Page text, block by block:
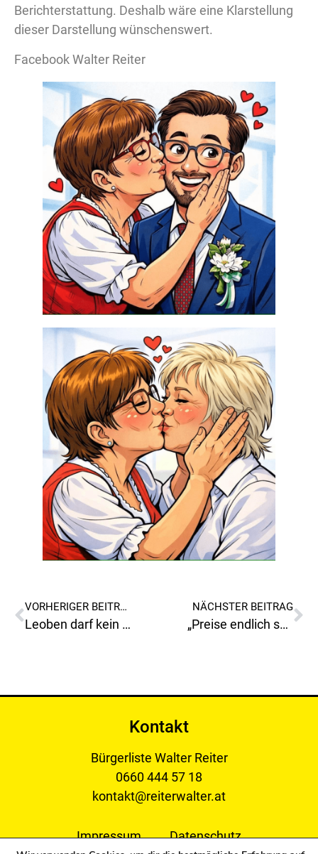
Berichterstattung. Deshalb wäre eine Klarstellung
dieser Darstellung wünschenswert.
Facebook Walter Reiter
VORHERIGER BEITRAG
Leoben darf kein Veranstaltungsort für solche Veranstaltungen sein!
NÄCHSTER BEITRAG
„Preise endlich sozial gerecht und familienfreundlich gestalten“
Kontakt
Bürgerliste Walter Reiter
0660 444 57 18
kontakt@reiterwalter.at
Impressum Datenschutz